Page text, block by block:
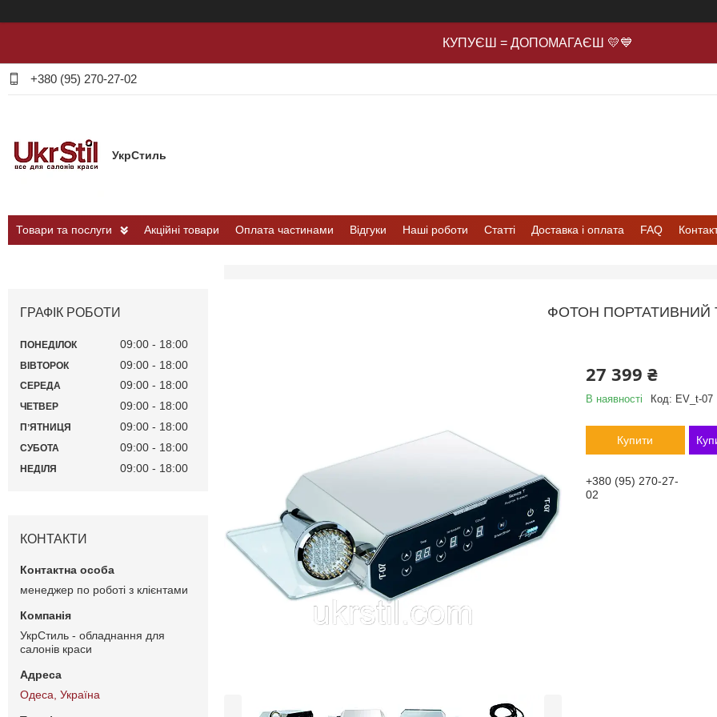
КУПУЄШ = ДОПОМАГАЄШ 💛💙
+380 (95) 270-27-02
УкрСтиль
Товари та послуги Акційні товари Оплата частинами Відгуки Наші роботи Статті Доставка і оплата FAQ
ФОТОН ПОРТАТИВНИЙ
27 399 ₴
В наявності Код: EV_t-07
Купити
+380 (95) 270-27-
02
ГРАФІК РОБОТИ
ПОНЕДІЛОК 09:00 18:00
ВІВТОРОК 09:00 18:00
СЕРЕДА 09:00 18:00
ЧЕТВЕР 09:00 18:00
ПʼЯТНИЦЯ 09:00 18:00
СУБОТА 09:00 18:00
НЕДІЛЯ 09:00 18:00
КОНТАКТИ
менеджер по роботі з клієнтами
УкрСтиль - обладнання для
салонів краси
Одеса, Україна